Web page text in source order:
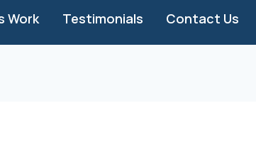
Work Testimonials Contact Us